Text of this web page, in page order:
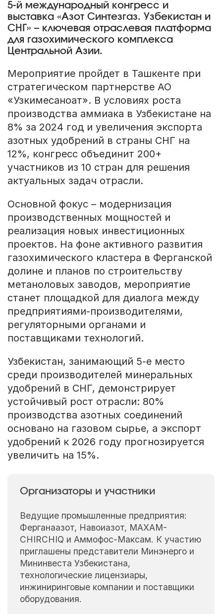
5-й международный конгресс и
выставка «Азот Синтезгаз. Узбекистан и
СНГ» – ключевая отраслевая платформа
для газохимического комплекса
Центральной Азии.
Мероприятие пройдет в Ташкенте при
стратегическом партнерстве АО
«Узкимесаноат». В условиях роста
производства аммиака в Узбекистане на
8% за 2024 год и увеличения экспорта
азотных удобрений в страны СНГ на
12%, конгресс объединит 200+
участников из 10 стран для решения
актуальных задач отрасли.
Основной фокус – модернизация
производственных мощностей и
реализация новых инвестиционных
проектов. На фоне активного развития
газохимического кластера в Ферганской
долине и планов по строительству
метаноловых заводов, мероприятие
станет площадкой для диалога между
предприятиями-производителями,
регуляторными органами и
поставщиками технологий.
Узбекистан, занимающий 5-е место
среди производителей минеральных
удобрений в СНГ, демонстрирует
устойчивый рост отрасли: 80%
производства азотных соединений
основано на газовом сырье, а экспорт
удобрений к 2026 году прогнозируется
увеличить на 15%.
Организаторы и участники
Ведущие промышленные предприятия:
Ферганаазот, Навоиазот, MAXAM-
CHIRCHIQ и Аммофос-Максам. К участию
приглашены представители Минэнерго и
Мининвеста Узбекистана,
технологические лицензиары,
инжиниринговые компании и поставщики
оборудования.